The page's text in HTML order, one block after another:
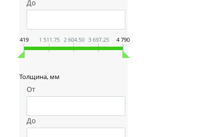
До
419 1 511.75 2 604.50 3 697.25 4 790
Толщина, мм
От
До